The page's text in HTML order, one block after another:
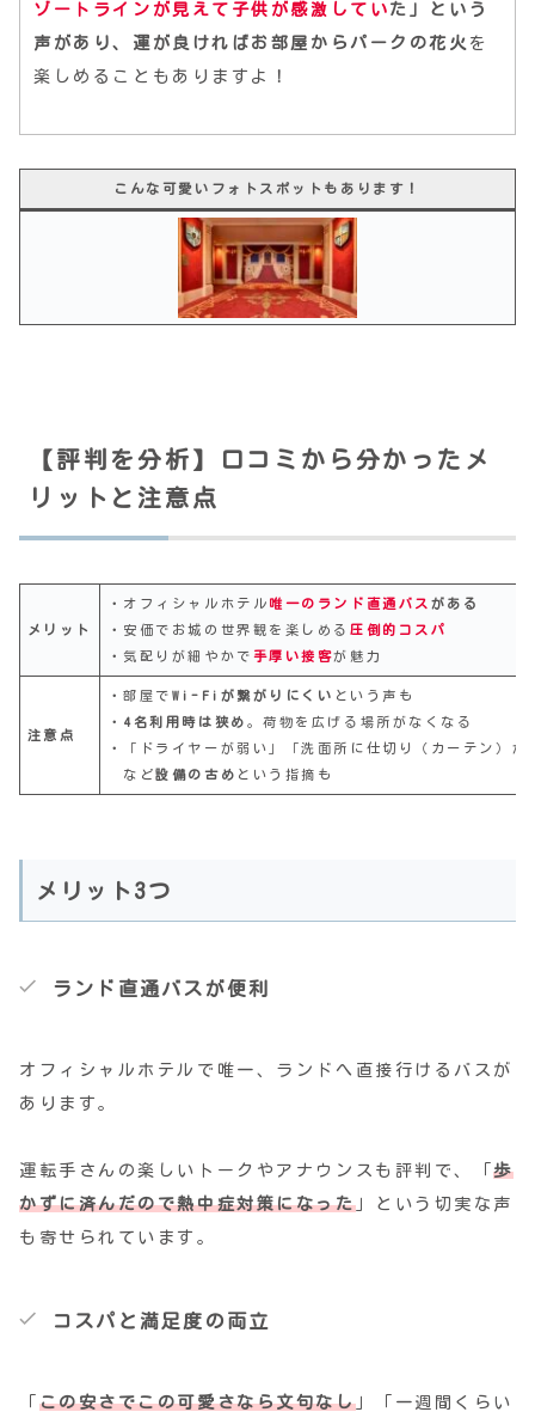
ゾートラインが見えて子供が感激してい た」という
声があり、運が良ければ お部屋からパークの花火 を
楽しめることもありますよ！
こんな可愛いフォトスポットもあります！
【評判を分析】口コミから分かったメ
リットと注意点
メリット
・オフィシャルホテル 唯一のランド直通バス がある
・安価でお城の世界観を楽しめる 圧倒的コスパ
・気配りが細やかで 手厚い接客が魅力
注意点
・部屋で Wi-Fiが繋がりにくい という声も
・ 4名利用時は狭め 。荷物を広げる場所がなくなる
・「ドライヤーが弱い」「洗面所に仕切り（カーテン）が
など設備の古め という指摘も
メリット3つ
ランド直通バスが便利
オフィシャルホテルで唯一、ランドへ直接行けるバスが
あります。
運転手さんの楽しいトークやアナウンスも評判で、「歩
かずに済んだので熱中症対策になった」という切実な声
も寄せられています。
コスパと満足度の両立
この安さでこの可愛さなら文句なし」「一週間くらい